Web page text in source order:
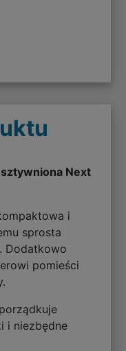
Next
i
sprosta
Dodatkowo
pomieści
i niezbędne